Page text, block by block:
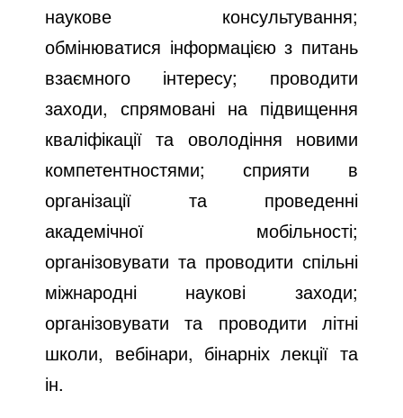
наукове консультування;
обмінюватися інформацією з питань
взаємного інтересу; проводити
заходи, спрямовані на підвищення
кваліфікації та оволодіння новими
компетентностями; сприяти в
організації та проведенні
академічної мобільності;
організовувати та проводити спільні
міжнародні наукові заходи;
організовувати та проводити літні
школи, вебінари, бінарніх лекції та
ін.